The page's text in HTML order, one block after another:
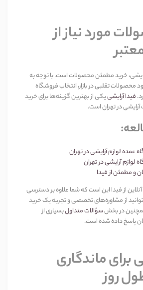
مورد نیاز از
خرید مطمئن محصولات است. با توجه به
محصولات تقلبی در بازار، انتخاب فروشگاه
.فیدا آرایشییکی از بهترین گزینه‌ها برای خرید
در تهران است.
:
عمده لوازم آرایشی در تهران
لوازم آرایشی در تهران
و مطمئن از فیدا
از فیدا این است که شما علاوه بر دسترسی
از مشاوره‌های تخصصی و تجربه یک خرید
در بخشسؤالات متداولبسیاری از
پاسخ داده شده است.
برای ماندگاری
روز